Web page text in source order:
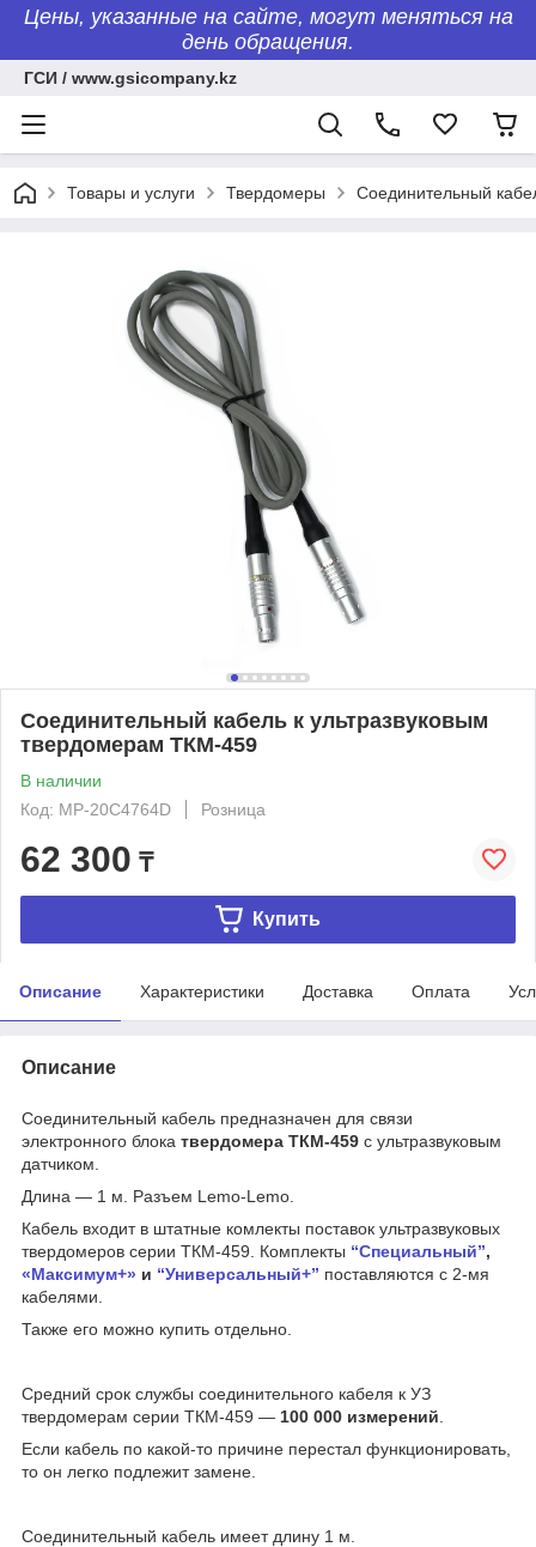
Цены, указанные на сайте, могут меняться на
день обращения.
ГСИ / www.gsicompany.kz
Товары и услуги Твердомеры Соединительный
Соединительный кабель к ультразвуковым
твердомерам ТКМ-459
В наличии
Код: MP-20C4764D
Розница
62 300 ₸
Купить
Описание Характеристики Доставка Оплата
Описание
Соединительный кабель предназначен для связи
электронного блока твердомера ТКМ-459 с ультразвуковым
датчиком.
Длина — 1 м. Разъем Lemo-Lemo.
Кабель входит в штатные комлекты поставок ультразвуковых
твердомеров серии ТКМ-459. Комплекты “Специальный”,
«Максимум+» и “Универсальный+” поставляются с 2-мя
кабелями.
Также его можно купить отдельно.
Средний срок службы соединительного кабеля к УЗ
твердомерам серии ТКМ-459 — 100 000 измерений
Если кабель по какой-то причине перестал функционировать,
то он легко подлежит замене.
Соединительный кабель имеет длину 1 м.